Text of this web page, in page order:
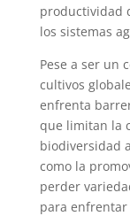
productividad
los sistemas
Pese a ser un
cultivos
enfrenta
que limitan la
biodiversidad
como la
perder
para